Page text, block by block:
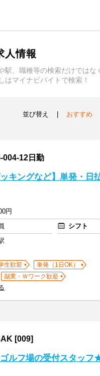
人情報
、職種等の検索だけではな
マイナビバイトで検索！
並び替え おすすめ
004-12日勤
ッキングなど】単発・
円
シフト
生歓迎
単発（1日OK）
副業・Ｗワーク歓迎
[009]
ルフ場の受付スタッ